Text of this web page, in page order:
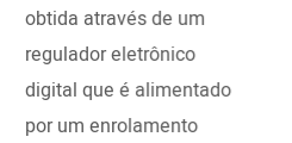
obtida através de um
regulador eletrônico
digital que é alimentado
por um enrolamento